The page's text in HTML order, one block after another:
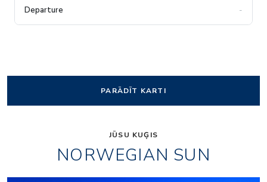
-
PARĀDĪT KARTI
JŪSU KUĢIS
NORWEGIAN SUN